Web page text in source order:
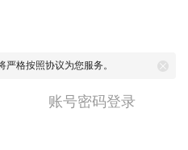
严格按照协议为您服务。
账号密码登录